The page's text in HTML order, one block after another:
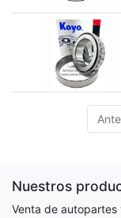
Nuestros
Venta de